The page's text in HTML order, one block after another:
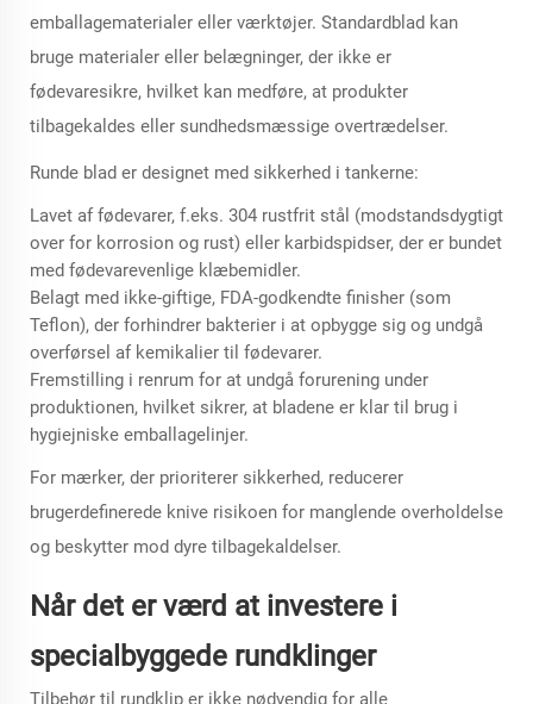
emballagematerialer eller værktøjer. Standardblad kan
bruge materialer eller belægninger, der ikke er
fødevaresikre, hvilket kan medføre, at produkter
tilbagekaldes eller sundhedsmæssige overtrædelser.
Runde blad er designet med sikkerhed i tankerne:
Lavet af fødevarer, f.eks. 304 rustfrit stål (modstandsdygtigt
over for korrosion og rust) eller karbidspidser, der er bundet
med fødevarevenlige klæbemidler.
Belagt med ikke-giftige, FDA-godkendte finisher (som
Teflon), der forhindrer bakterier i at opbygge sig og undgå
overførsel af kemikalier til fødevarer.
Fremstilling i renrum for at undgå forurening under
produktionen, hvilket sikrer, at bladene er klar til brug i
hygiejniske emballagelinjer.
For mærker, der prioriterer sikkerhed, reducerer
brugerdefinerede knive risikoen for manglende overholdelse
og beskytter mod dyre tilbagekaldelser.
Når det er værd at investere i
specialbyggede rundklinger
Tilbehør til rundklip er ikke nødvendig for alle